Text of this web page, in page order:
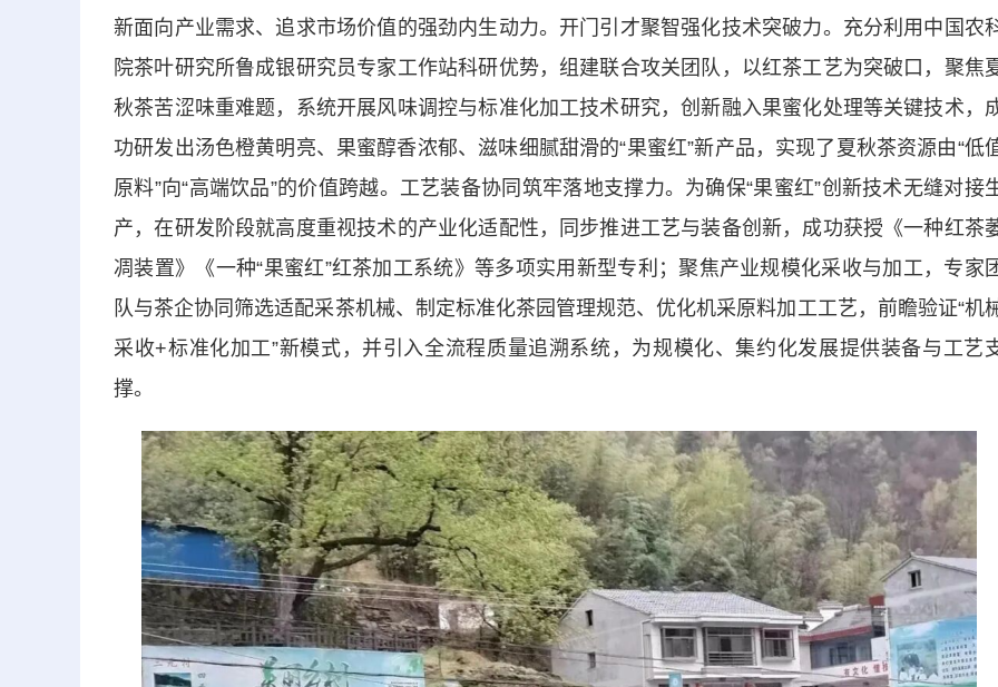
新面向产业需求、追求市场价值的强劲内生动力。开门引才聚智强化技术突破力。充分利用中国农
院茶叶研究所鲁成银研究员专家工作站科研优势，组建联合攻关团队，以红茶工艺为突破口，聚焦
秋茶苦涩味重难题，系统开展风味调控与标准化加工技术研究，创新融入果蜜化处理等关键技术，
功研发出汤色橙黄明亮、果蜜醇香浓郁、滋味细腻甜滑的“果蜜红”新产品，实现了夏秋茶资源由“低
原料”向“高端饮品”的价值跨越。工艺装备协同筑牢落地支撑力。为确保“果蜜红”创新技术无缝对接
产，在研发阶段就高度重视技术的产业化适配性，同步推进工艺与装备创新，成功获授《一种红茶
凋装置》《一种“果蜜红”红茶加工系统》等多项实用新型专利；聚焦产业规模化采收与加工，专家
队与茶企协同筛选适配采茶机械、制定标准化茶园管理规范、优化机采原料加工工艺，前瞻验证“机
采收+标准化加工”新模式，并引入全流程质量追溯系统，为规模化、集约化发展提供装备与工艺
撑。